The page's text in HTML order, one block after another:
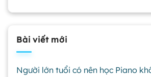
Bài viết mới
Người lớn tuổi có nên học Piano